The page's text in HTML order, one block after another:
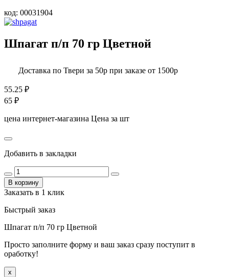
код: 00031904
Шпагат п/п 70 гр Цветной
Доставка по Твери за 50р при заказе от 1500р
55.25 ₽
65 ₽
цена интернет-магазина Цена за шт
Добавить в закладки
В корзину
Заказать в 1 клик
Быстрый заказ
Шпагат п/п 70 гр Цветной
Просто заполните форму и ваш заказ сразу поступит в
оработку!
x